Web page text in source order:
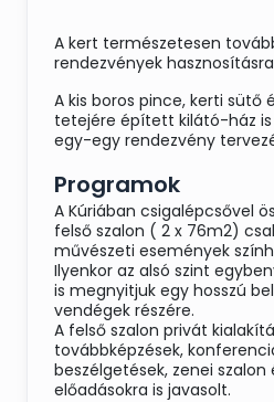
A kert természetesen
rendezvények
A kis boros pince, kerti sütő
tetejére épített kilátó-ház
egy-egy rendezvény
Programok
A Kúriában csigalépcsővel
felső szalon ( 2 x 76m2)
művészeti események
Ilyenkor az alsó szint
is megnyitjuk egy hosszú
vendégek részére.
A felső szalon privát
továbbképzések,
beszélgetések, zenei
előadásokra is javasolt.